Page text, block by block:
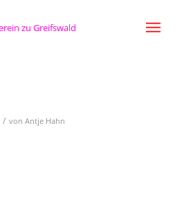
/ von Antje Hahn